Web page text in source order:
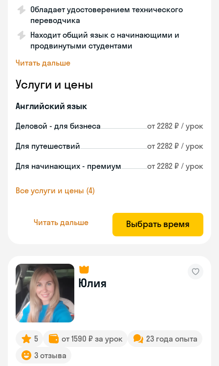
Обладает удостоверением технического
переводчика
Находит общий язык с начинающими и
продвинутыми студентами
Читать дальше
Услуги и цены
Английский язык
Деловой - для бизнеса от 2282 ₽ / урок
Для путешествий от 2282 ₽ / урок
Для начинающих - премиум от 2282 ₽ / урок
Все услуги и цены (4)
Читать дальше Выбрать время
Юлия
5 от 1590 ₽ за урок
23 года опыта
3 отзыва